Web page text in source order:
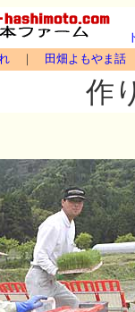
｜ 田畑よもやま話
作